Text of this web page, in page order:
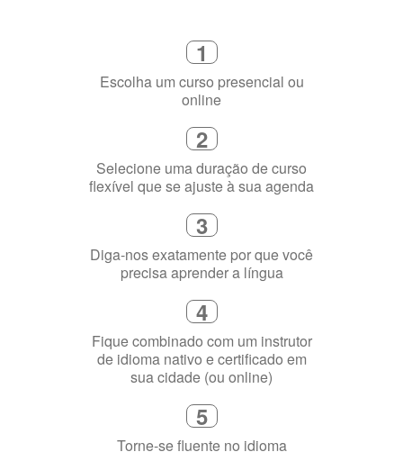
Escolha um curso presencial ou
online
2
Selecione uma duração de curso
flexível que se ajuste à sua agenda
3
Diga-nos exatamente por que você
precisa aprender a língua
4
Fique combinado com um instrutor
de idioma nativo e certificado em
sua cidade (ou online)
5
Torne-se fluente no idioma
escolhido